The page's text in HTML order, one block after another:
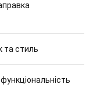
та стиль